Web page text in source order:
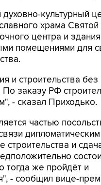
культурный
храма
центра и
помещениями для
и строительства
заказу РФ
- сказал Приходько.
частью
дипломатическим
и
тогда же пройдёт и
- сообщил вице-